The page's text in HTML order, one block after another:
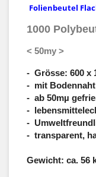
Folienbeutel
1000
< 50my >
- Grösse: 600 x
- mit Bodennaht
- ab 50mµ
-
-
- transparent,
Gewicht: ca. 56